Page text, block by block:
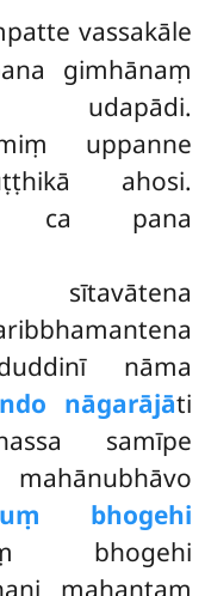
vassakāle
gimhānaṃ
udapādi.
uppanne
ahosi.
pana
sītavātena
nāma
nāgarājāti
samīpe
bhogehi
bhogehi
mahantaṃ